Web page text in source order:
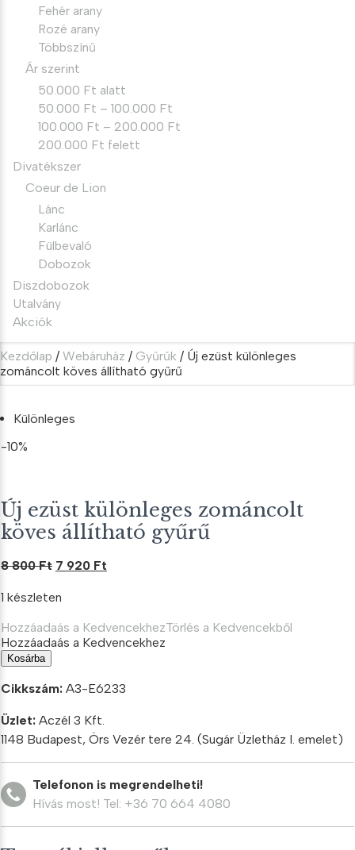
Fehér arany
Rozé arany
Többszínű
Ár szerint
50.000 Ft alatt
50.000 Ft – 100.000 Ft
100.000 Ft – 200.000 Ft
200.000 Ft felett
Divatékszer
Coeur de Lion
Lánc
Karlánc
Fülbevaló
Dobozok
Diszdobozok
Utalvány
Akciók
Kezdőlap / Webáruház / Gyűrűk / Új ezüst különleges
zománcolt köves állítható gyűrű
Különleges
-10%
Új ezüst különleges zománcolt
köves állítható gyűrű
8 800Ft Original
was:
8
800 Ft.
7 920 Ft
920 Ft.
1 készleten
Hozzáadaás a KedvencekhezTörlés a Kedvencekből
Hozzáadaás a Kedvencekhez
Új
ezüst
különleges
köves
állítható
gyűrű
mennyiség
Kosárba
Cikkszám: A3-E6233
Üzlet: Aczél 3 Kft.
1148 Budapest, Örs Vezér tere 24. (Sugár Üzletház I. emelet)
Telefonon is megrendelheti!
Hívás most! Tel: +36 70 664 4080